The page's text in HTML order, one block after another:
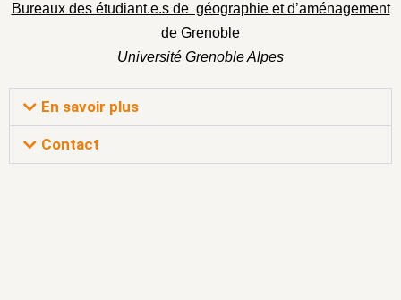
Bureaux des étudiant.e.s de géographie et d’aménagement
de Grenoble
Université Grenoble Alpes
En savoir plus
Contact